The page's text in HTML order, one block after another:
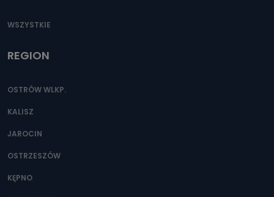
WSZYSTKIE
REGION
OSTRÓW WLKP.
KALISZ
JAROCIN
OSTRZESZÓW
KĘPNO